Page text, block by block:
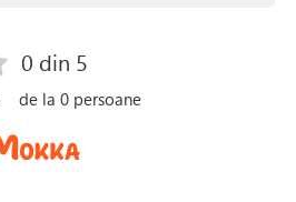
0 din 5
de la0 persoane